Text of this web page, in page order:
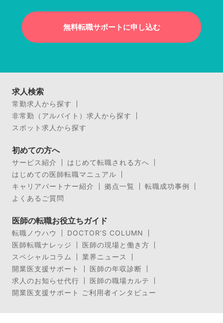
無料転職サポートに申し込む
求人検索
常勤求人から探す
非常勤（アルバイト）求人から探す
スポット求人から探す
初めての方へ
サービス紹介
はじめて転職される方へ
はじめての医師転職マニュアル
キャリアパートナー紹介
拠点一覧
転職成功事例
よくあるご質問
医師の転職お役立ちガイド
転職ノウハウ
DOCTOR’S COLUMN
医師転職ナレッジ
医師の現場と働き方
スペシャルコラム
業界ニュース
開業医支援サポート
医師の年収診断
求人のお知らせ代行
医師の職場カルテ
開業医支援サポート ご利用者インタビュー